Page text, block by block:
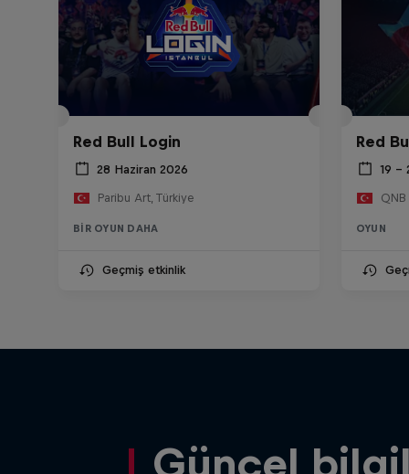
Red Bull Login
28 Haziran 2026
Paribu Art, Türkiye
BIR OYUN DAHA
Geçmiş etkinlik
Red
19 –
QNB
OYUN
Güncel